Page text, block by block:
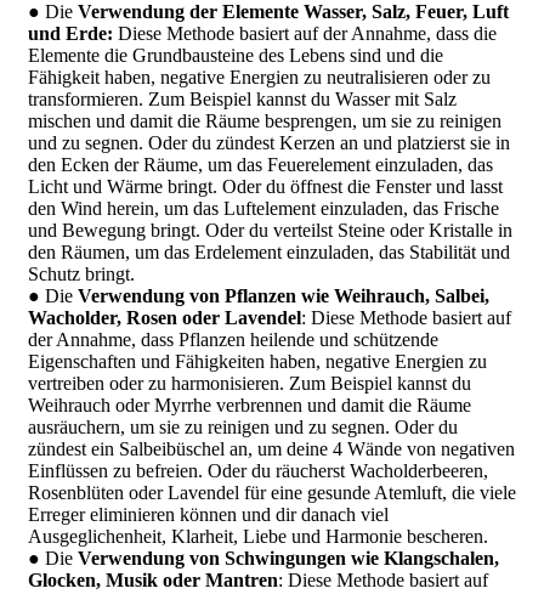
● Die Verwendung der Elemente Wasser, Salz, Feuer, Luft
und Erde: Diese Methode basiert auf der Annahme, dass die
Elemente die Grundbausteine des Lebens sind und die
Fähigkeit haben, negative Energien zu neutralisieren oder zu
transformieren. Zum Beispiel kannst du Wasser mit Salz
mischen und damit die Räume besprengen, um sie zu reinigen
und zu segnen. Oder du zündest Kerzen an und platzierst sie in
den Ecken der Räume, um das Feuerelement einzuladen, das
Licht und Wärme bringt. Oder du öffnest die Fenster und lasst
den Wind herein, um das Luftelement einzuladen, das Frische
und Bewegung bringt. Oder du verteilst Steine oder Kristalle in
den Räumen, um das Erdelement einzuladen, das Stabilität und
Schutz bringt.
● Die Verwendung von Pflanzen wie Weihrauch, Salbei,
Wacholder, Rosen oder Lavendel: Diese Methode basiert auf
der Annahme, dass Pflanzen heilende und schützende
Eigenschaften und Fähigkeiten haben, negative Energien zu
vertreiben oder zu harmonisieren. Zum Beispiel kannst du
Weihrauch oder Myrrhe verbrennen und damit die Räume
ausräuchern, um sie zu reinigen und zu segnen. Oder du
zündest ein Salbeibüschel an, um deine 4 Wände von negativen
Einflüssen zu befreien. Oder du räucherst Wacholderbeeren,
Rosenblüten oder Lavendel für eine gesunde Atemluft, die viele
Erreger eliminieren können und dir danach viel
Ausgeglichenheit, Klarheit, Liebe und Harmonie bescheren.
● Die Verwendung von Schwingungen wie Klangschalen,
Glocken, Musik oder Mantren: Diese Methode basiert auf